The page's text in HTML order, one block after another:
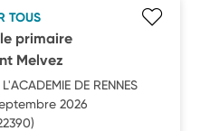
TOUS
primaire
Melvez
DE RENNES
2026